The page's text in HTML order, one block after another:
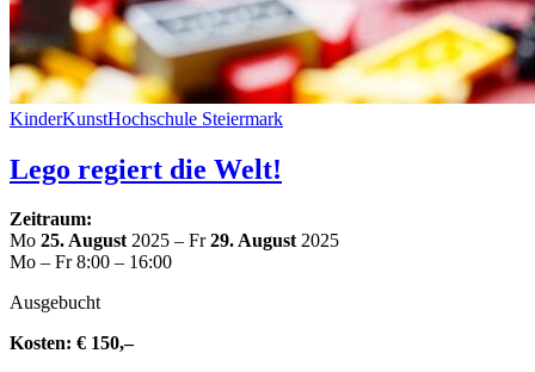
Kin­der­Kunst­Hoch­schu­le Steiermark
Lego regiert die Welt!
Zeitraum:
Mo 25. August2025 – Fr29. August2025
Mo – Fr 8:00 – 16:00
Aus­ge­bucht
Kosten: € 150,–